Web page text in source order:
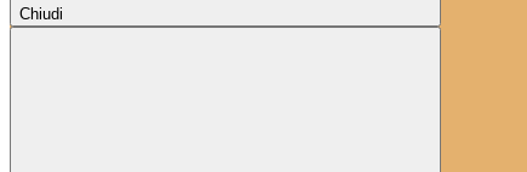
Chiudi